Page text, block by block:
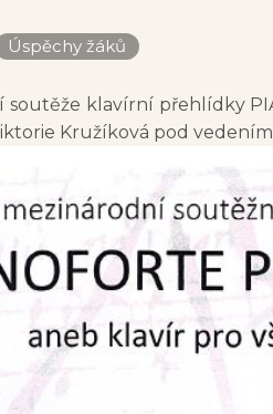
Úspěchy žáků
klavírní přehlídky
Kružíková pod